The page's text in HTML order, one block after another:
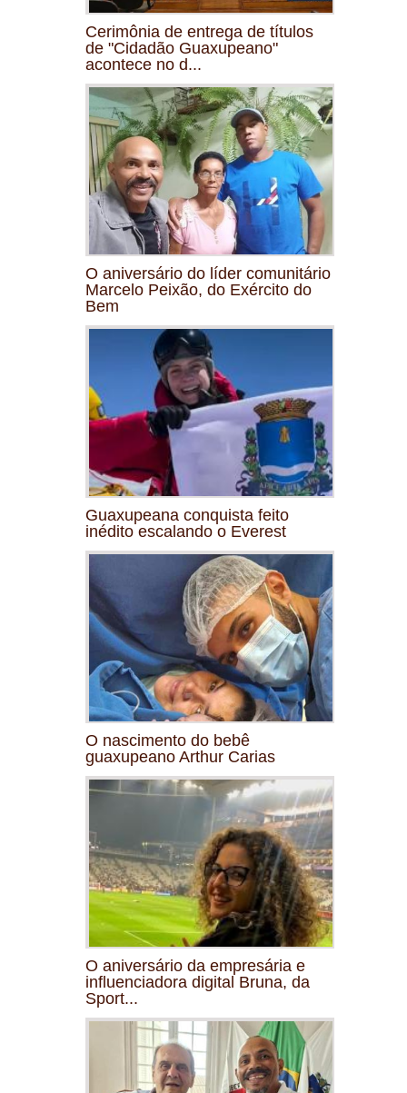
Cerimônia de entrega de títulos
de "Cidadão Guaxupeano"
acontece no d...
O aniversário do líder comunitário
Marcelo Peixão, do Exército do
Bem
Guaxupeana conquista feito
inédito escalando o Everest
O nascimento do bebê
guaxupeano Arthur Carias
O aniversário da empresária e
influenciadora digital Bruna, da
Sport...